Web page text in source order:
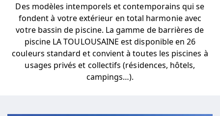
Des modèles intemporels et contemporains qui se
fondent à votre extérieur en total harmonie avec
votre bassin de piscine. La gamme de barrières de
piscine LA TOULOUSAINE est disponible en 26
couleurs standard et convient à toutes les piscines à
usages privés et collectifs (résidences, hôtels,
campings…).